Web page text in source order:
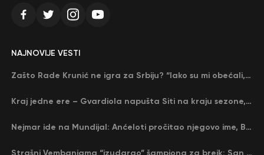
NAJNOVIJE VESTI
Zašto Rade Krunić ne igra za Srbiju? “Iako su mi obećali, niko me nije zvao…”
Kraj jedne ere – Gvardiola napušta Siti na kraju sezone, menja ga njegov nekadašnji rival
Nejmar ide na Mundijal: Anćeloti pročitao njegovo ime, Brazil u delirijumu (VIDEO)
Strašni Vembanjama “izudarao” šampiona za brejk: San Antonio poveo protiv Oklahome